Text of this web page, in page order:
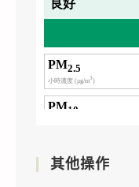
其他操作